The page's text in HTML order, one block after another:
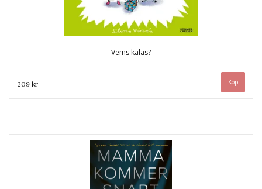
Vems kalas?
209 kr